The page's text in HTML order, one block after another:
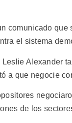
comunicado
el sistema
Alexander
a que negocie
de los